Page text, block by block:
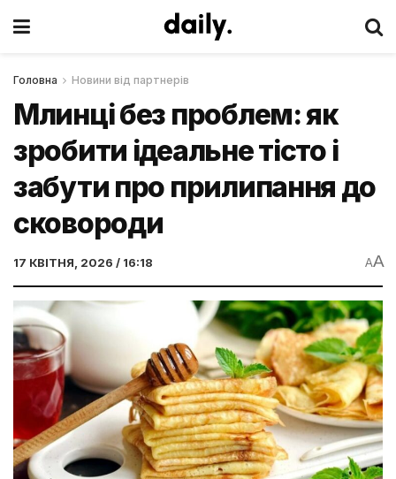
Головна Новини від партнерів
Млинці без проблем: як
зробити ідеальне тісто і
забути про прилипання до
сковороди
17 КВІТНЯ, 2026 / 16:18 AA